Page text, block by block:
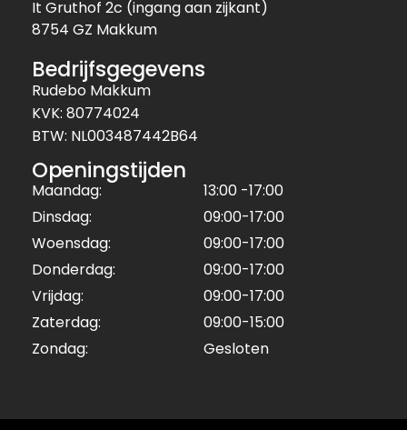
It Gruthof 2c (ingang aan zijkant)
8754 GZ Makkum
Bedrijfsgegevens
Rudebo Makkum
KVK: 80774024
BTW: NL003487442B64
Openingstijden
Maandag:
13:00 -17:00
Dinsdag:
09:00-17:00
Woensdag:
09:00-17:00
Donderdag:
09:00-17:00
Vrijdag:
09:00-17:00
Zaterdag:
09:00-15:00
Zondag:
Gesloten